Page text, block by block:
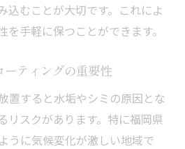
込むことが大切です。これによ
を手軽に保つことができます。
ーティングの重要性
置すると水垢やシミの原因とな
リスクがあります。特に福岡県
うに気候変化が激しい地域で